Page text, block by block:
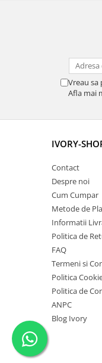
Vreau
Afla mai
IVORY-
Contact
Despre noi
Cum Cumpar
Metode de
Informatii
Politica de
FAQ
Termeni si
Politica
Politica de
ANPC
Blog Ivory